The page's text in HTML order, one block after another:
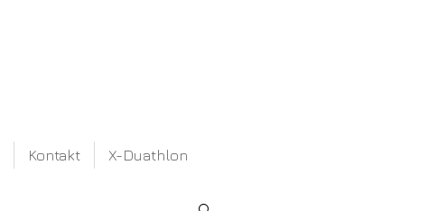
Kontakt X-Duathlon